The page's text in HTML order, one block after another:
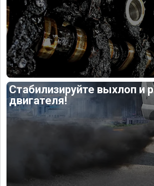
Стабилизируйте выхлоп и
двигателя!